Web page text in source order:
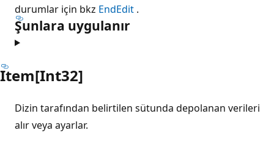
durumlar için bkz EndEdit .
Şunlara uygulanır
Item[Int32]
Dizin tarafından belirtilen sütunda depolanan verileri
alır veya ayarlar.